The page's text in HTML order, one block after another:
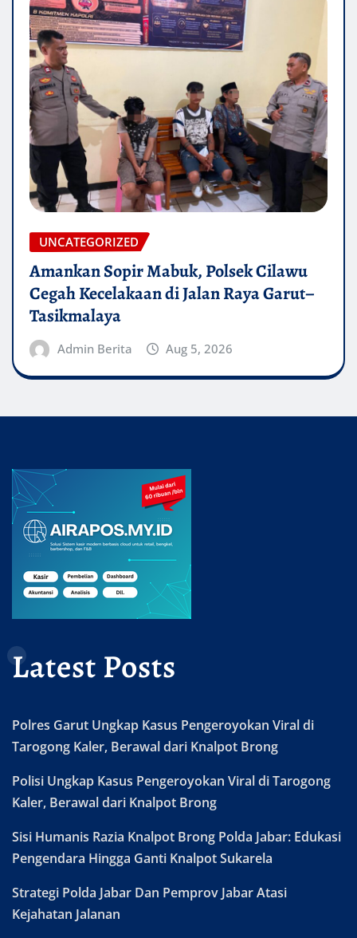
UNCATEGORIZED
Amankan Sopir Mabuk, Polsek Cilawu
Cegah Kecelakaan di Jalan Raya Garut–
Tasikmalaya
Admin Berita Aug 5, 2026
Latest Posts
Polres Garut Ungkap Kasus Pengeroyokan Viral di
Tarogong Kaler, Berawal dari Knalpot Brong
Polisi Ungkap Kasus Pengeroyokan Viral di Tarogong
Kaler, Berawal dari Knalpot Brong
Sisi Humanis Razia Knalpot Brong Polda Jabar: Edukasi
Pengendara Hingga Ganti Knalpot Sukarela
Strategi Polda Jabar Dan Pemprov Jabar Atasi
Kejahatan Jalanan